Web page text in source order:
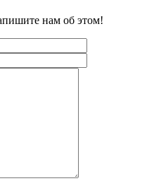
нам об этом!